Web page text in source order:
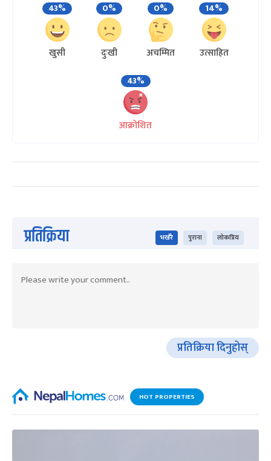
43%
खुसी
0%
दुःखी
0%
अचम्मित
14%
उत्साहित
43%
आक्रोशित
प्रतिक्रिया भर्खरै पुराना लोकप्रिय
प्रतिक्रिया दिनुहोस्
HOT PROPERTIES